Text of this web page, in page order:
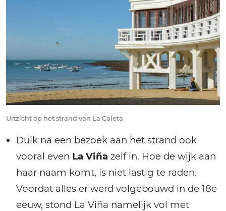
Uitzicht op het strand van La Caleta
Duik na een bezoek aan het strand ook
vooral even La Viña zelf in. Hoe de wijk aan
haar naam komt, is niet lastig te raden.
Voordat alles er werd volgebouwd in de 18e
eeuw, stond La Viña namelijk vol met